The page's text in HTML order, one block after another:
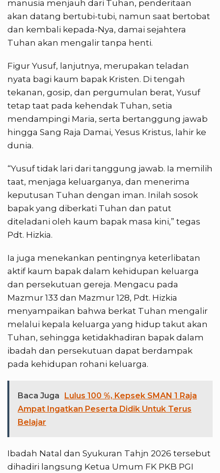
manusia menjauh dari Tuhan, penderitaan
akan datang bertubi-tubi, namun saat bertobat
dan kembali kepada-Nya, damai sejahtera
Tuhan akan mengalir tanpa henti.
Figur Yusuf, lanjutnya, merupakan teladan
nyata bagi kaum bapak Kristen. Di tengah
tekanan, gosip, dan pergumulan berat, Yusuf
tetap taat pada kehendak Tuhan, setia
mendampingi Maria, serta bertanggung jawab
hingga Sang Raja Damai, Yesus Kristus, lahir ke
dunia.
“Yusuf tidak lari dari tanggung jawab. Ia memilih
taat, menjaga keluarganya, dan menerima
keputusan Tuhan dengan iman. Inilah sosok
bapak yang diberkati Tuhan dan patut
diteladani oleh kaum bapak masa kini,” tegas
Pdt. Hizkia.
Ia juga menekankan pentingnya keterlibatan
aktif kaum bapak dalam kehidupan keluarga
dan persekutuan gereja. Mengacu pada
Mazmur 133 dan Mazmur 128, Pdt. Hizkia
menyampaikan bahwa berkat Tuhan mengalir
melalui kepala keluarga yang hidup takut akan
Tuhan, sehingga ketidakhadiran bapak dalam
ibadah dan persekutuan dapat berdampak
pada kehidupan rohani keluarga.
Baca Juga
Lulus 100 %, Kepsek SMAN 1 Raja
Ampat Ingatkan Peserta Didik Untuk Terus
Belajar
Ibadah Natal dan Syukuran Tahjn 2026 tersebut
dihadiri langsung Ketua Umum FK PKB PGI